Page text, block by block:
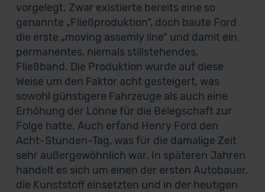
vorgelegt. Zwar existierte bereits eine so
genannte „Fließproduktion“, doch baute Ford
die erste „moving assemly line“ und damit ein
permanentes, niemals stillstehendes,
Fließband. Die Produktion wurde auf diese
Weise um den Faktor acht gesteigert, was
sowohl günstigere Fahrzeuge als auch eine
Erhöhung der Löhne für die Belegschaft zur
Folge hatte. Auch erfand Henry Ford den
Acht-Stunden-Tag, was für die damalige Zeit
sehr außergewöhnlich war. In späteren Jahren
handelt es sich um einen der ersten Autobauer,
die Kunststoff einsetzten und in der heutigen